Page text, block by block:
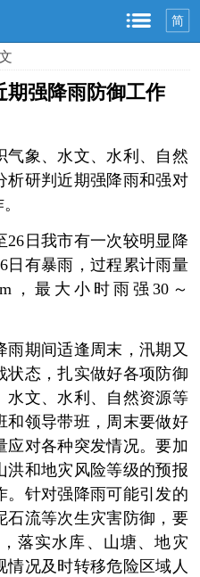
简
期强降雨防御工作
象、水文、水利、自然
析研判近期强降雨和强对
日我市有一次较明显降
日有暴雨，过程累计雨量
，最大小时雨强30～
期间适逢周末，汛期又
状态，扎实做好各项防御
水文、水利、自然资源等
和领导带班，周末要做好
应对各种突发情况。要加
洪和地灾风险等级的预报
。针对强降雨可能引发的
石流等次生灾害防御，要
落实水库、山塘、地灾
情况及时转移危险区域人